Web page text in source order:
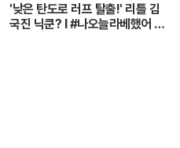
'낮은 탄도로 러프 탈출!' 리틀 김
국진 닉쿤? I #나오늘라베했어 E